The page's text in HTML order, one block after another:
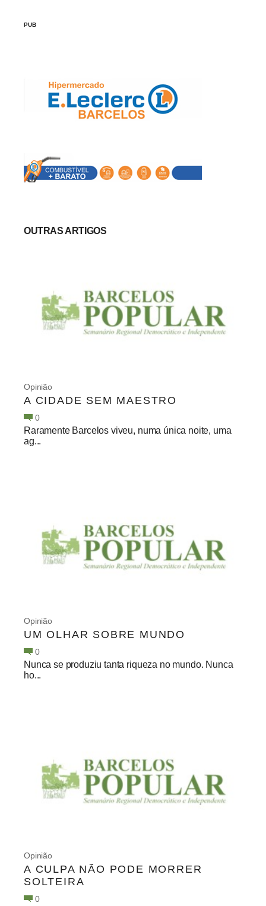
PUB
OUTRAS ARTIGOS
Opinião
A CIDADE SEM MAESTRO
0
Raramente Barcelos viveu, numa única noite, uma
ag...
Opinião
UM OLHAR SOBRE MUNDO
0
Nunca se produziu tanta riqueza no mundo. Nunca
ho...
Opinião
A CULPA NÃO PODE MORRER
SOLTEIRA
0